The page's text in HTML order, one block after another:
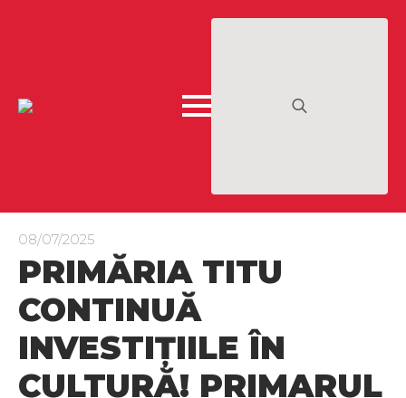
08/07/2025
PRIMĂRIA TITU
CONTINUĂ
INVESTIȚIILE ÎN
CULTURĂ! PRIMARUL